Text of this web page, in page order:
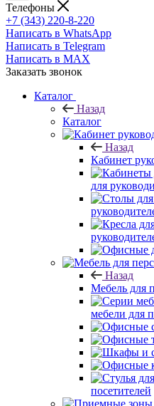
Телефоны
+7 (343) 220-8-220
Написать в WhatsApp
Написать в Telegram
Написать в MAX
Заказать звонок
Каталог
Назад
Каталог
Назад
Кабинет
для
Назад
Мебель для
мебели для
посетителей